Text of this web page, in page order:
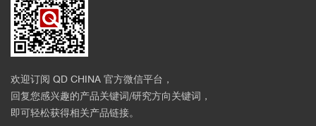
欢迎订阅 QD CHINA 官方微信平台，
回复您感兴趣的产品关键词/研究方向关键词，
即可轻松获得相关产品链接。